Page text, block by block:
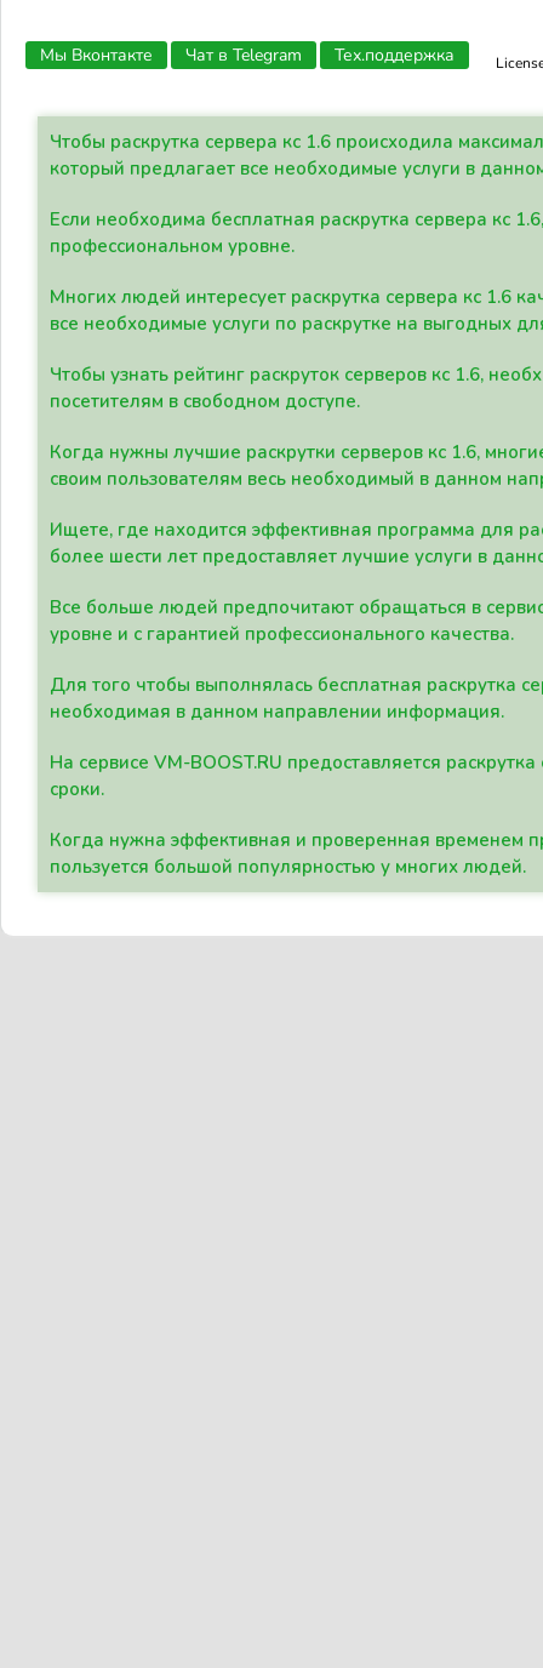
Мы Вконтакте Чат в Telegram Тех.поддержка
Чтобы раскрутка сервера кс 1.6 происходила
который предлагает все необходимые услуги в
Если необходима бесплатная раскрутка сервера кс
профессиональном уровне.
Многих людей интересует раскрутка сервера кс 1.6
все необходимые услуги по раскрутке на выгодных
Чтобы узнать рейтинг раскруток серверов кс 1.6,
посетителям в свободном доступе.
Когда нужны лучшие раскрутки серверов кс 1.6,
своим пользователям весь необходимый в данном
Ищете, где находится эффективная программа для
более шести лет предоставляет лучшие услуги в
Все больше людей предпочитают обращаться в
уровне и с гарантией профессионального качества.
Для того чтобы выполнялась бесплатная раскрутка
необходимая в данном направлении информация.
На сервисе VM-BOOST.RU предоставляется
сроки.
Когда нужна эффективная и проверенная временем
пользуется большой популярностью у многих людей.